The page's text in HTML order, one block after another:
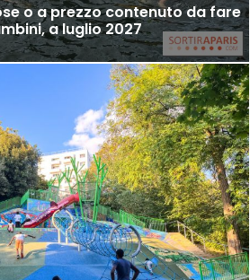
o a prezzo contenuto da fare
a luglio 2027